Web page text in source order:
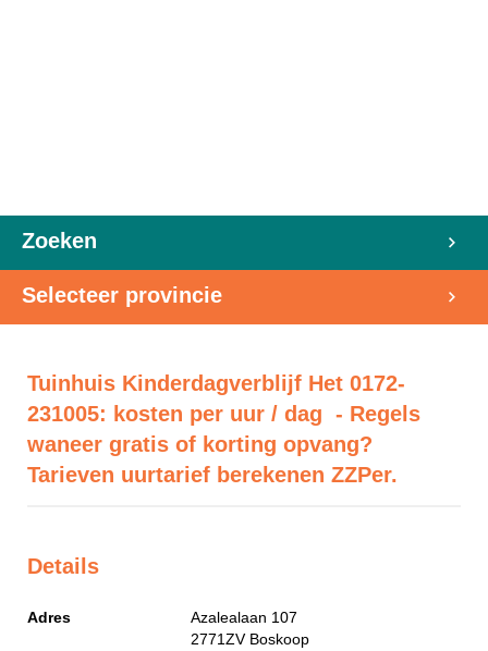
Zoeken
Selecteer provincie
Tuinhuis Kinderdagverblijf Het 0172-
231005: kosten per uur / dag - Regels
waneer gratis of korting opvang?
Tarieven uurtarief berekenen ZZPer.
Details
Adres
Azalealaan 107
2771ZV Boskoop